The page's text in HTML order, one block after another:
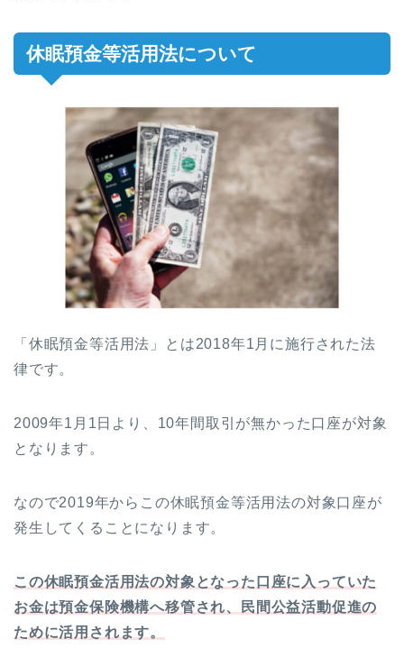
休眠預金等活用法について
「休眠預金等活用法」とは2018年1月に施行された法
律です。
2009年1月1日より、10年間取引が無かった口座が対象
となります。
なので2019年からこの休眠預金等活用法の対象口座が
発生してくることになります。
この休眠預金活用法の対象となった口座に入っていた
お金は預金保険機構へ移管され、民間公益活動促進の
ために活用されます。